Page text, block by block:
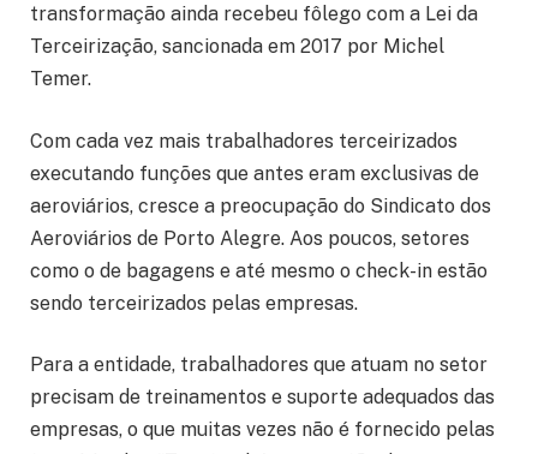
transformação ainda recebeu fôlego com a Lei da
Terceirização, sancionada em 2017 por Michel
Temer.
Com cada vez mais trabalhadores terceirizados
executando funções que antes eram exclusivas de
aeroviários, cresce a preocupação do Sindicato dos
Aeroviários de Porto Alegre. Aos poucos, setores
como o de bagagens e até mesmo o check-in estão
sendo terceirizados pelas empresas.
Para a entidade, trabalhadores que atuam no setor
precisam de treinamentos e suporte adequados das
empresas, o que muitas vezes não é fornecido pelas